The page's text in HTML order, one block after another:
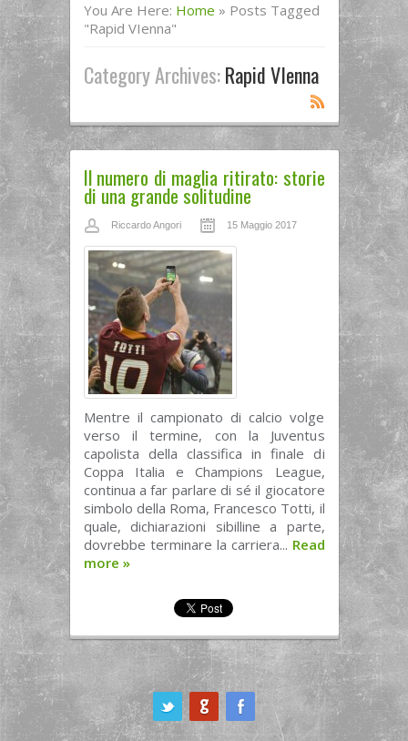
You Are Here: Home » Posts Tagged
"Rapid VIenna"
Category Archives:Rapid VIenna
Il numero di maglia ritirato: storie
di una grande solitudine
Riccardo Angori 15 Maggio 2017
Mentre il campionato di calcio volge
verso il termine, con la Juventus
capolista della classifica in finale di
Coppa Italia e Champions League,
continua a far parlare di sé il giocatore
simbolo della Roma, Francesco Totti, il
quale, dichiarazioni sibilline a parte,
dovrebbe terminare la carriera... Read
more »